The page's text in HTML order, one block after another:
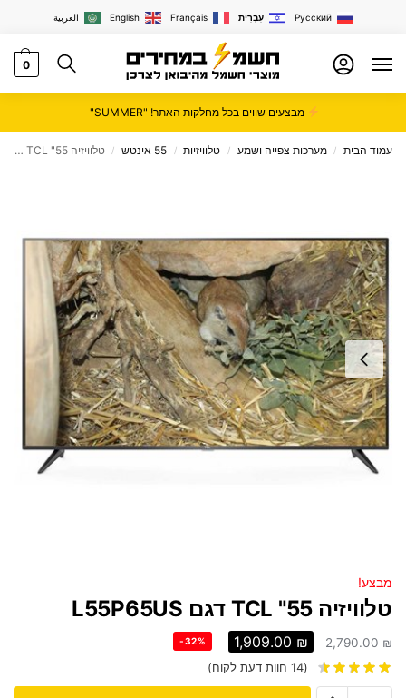
العربية English Français עִבְרִית Русский
0
מבצעים שווים בכל מחלקות האתר! "SUMMER"
עמוד הבית / מערכות צפייה ושמע / טלוויזיות / 55 אינטש / טלוויזיה 55" TCL דגם L55P65US
מבצע!
טלוויזיה 55" TCL דגם L55P65US
2,790.00₪
1,909.00 ₪
-32%
(
14 חוות דעת לקוח)